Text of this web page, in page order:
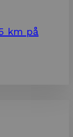
km på